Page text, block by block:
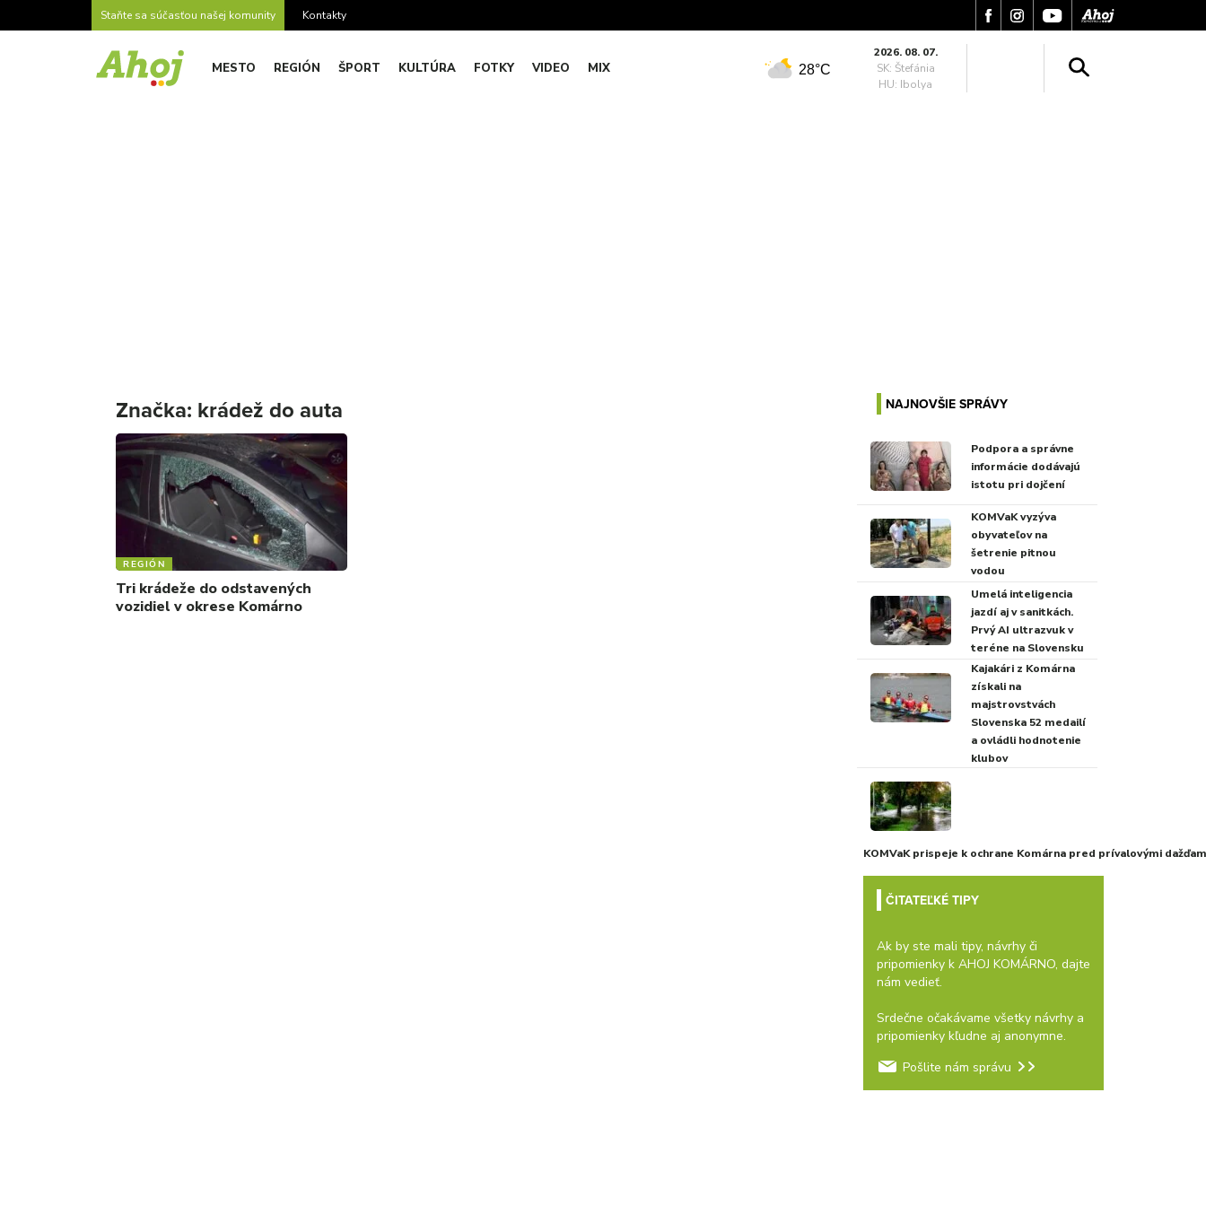
Staňte sa súčasťou našej komunity Kontakty
MESTO REGIÓN ŠPORT KULTÚRA FOTKY VIDEO MIX 28°C
2026. 08. 07.
SK: Štefánia
HU: Ibolya
Značka: krádež do auta
REGIÓN
Tri krádeže do odstavených
vozidiel v okrese Komárno
NAJNOVŠIE SPRÁVY
Podpora a správne
informácie dodávajú
istotu pri dojčení
KOMVaK vyzýva
obyvateľov na
šetrenie pitnou
vodou
Umelá inteligencia
jazdí aj v sanitkách.
Prvý AI ultrazvuk v
teréne na Slovensku
Kajakári z Komárna
získali na
majstrovstvách
Slovenska 52 medailí
a ovládli hodnotenie
klubov
KOMVaK prispeje k ochrane Komárna pred prívalovými
ČITATEĽKÉ TIPY
Ak by ste mali tipy, návrhy či
pripomienky k AHOJ KOMÁRNO, dajte
nám vedieť.
Srdečne očakávame všetky návrhy a
pripomienky kľudne aj anonymne.
Pošlite nám správu